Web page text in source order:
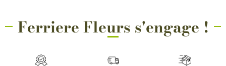
Ferriere Fleurs s'engage !